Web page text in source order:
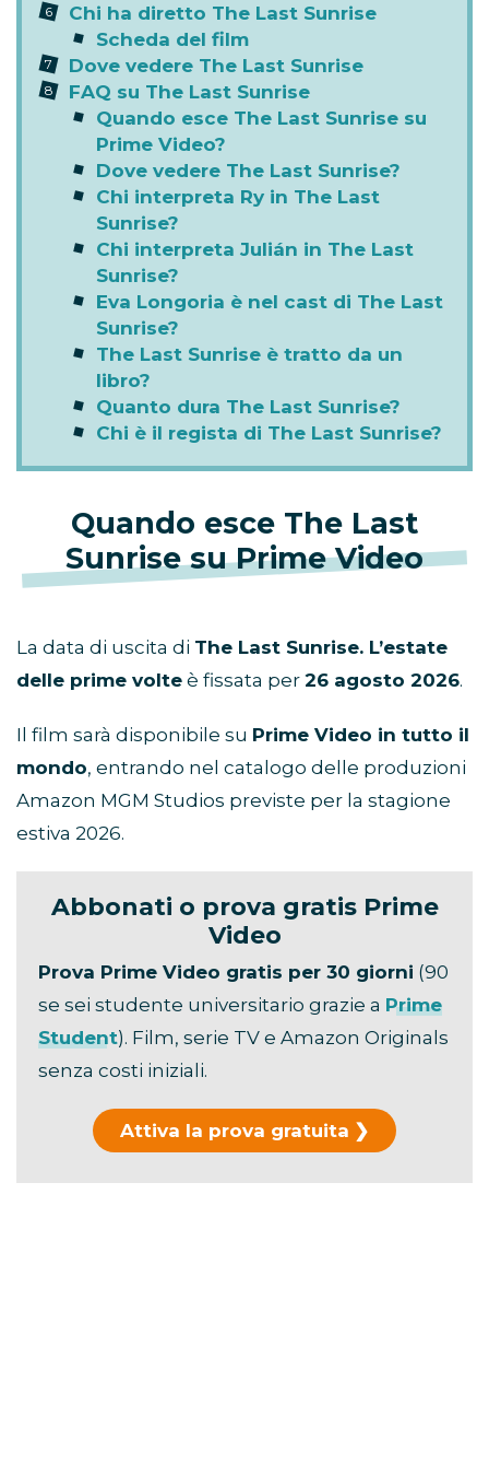
Chi ha diretto The Last Sunrise
Scheda del film
Dove vedere The Last Sunrise
FAQ su The Last Sunrise
Quando esce The Last Sunrise su
Prime Video?
Dove vedere The Last Sunrise?
Chi interpreta Ry in The Last
Sunrise?
Chi interpreta Julián in The Last
Sunrise?
Eva Longoria è nel cast di The Last
Sunrise?
The Last Sunrise è tratto da un
libro?
Quanto dura The Last Sunrise?
Chi è il regista di The Last Sunrise?
Quando esce The Last
Sunrise su Prime Video
La data di uscita di The Last Sunrise. L’estate
delle prime volte è fissata per 26 agosto 2026.
Il film sarà disponibile su Prime Video in tutto il
mondo, entrando nel catalogo delle produzioni
Amazon MGM Studios previste per la stagione
estiva 2026.
Abbonati o prova gratis Prime
Video
Prova Prime Video gratis per 30 giorni (90
se sei studente universitario grazie a Prime
Student). Film, serie TV e Amazon Originals
senza costi iniziali.
Attiva la prova gratuita